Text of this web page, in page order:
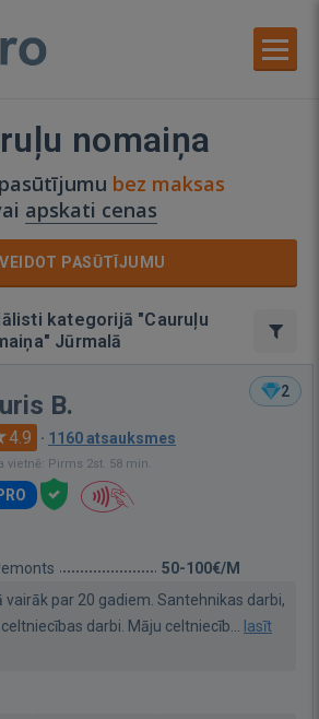
nomaiņa
bez maksas
apskati cenas
PASŪTĪJUMU
kategorijā "Cauruļu
Jūrmalā
2
B.
4.9 · 1160 atsauksmes
vietnē: Pirms 2st. 58 min.
50-100€/M
vairāk par 20 gadiem. Santehnikas darbi,
darbi. Māju celtniecīb...
lasīt